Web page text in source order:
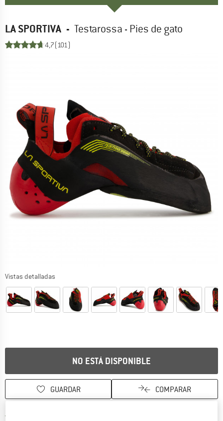
LA SPORTIVA - Testarossa - Pies de gato
4,7(101)
Vistas detalladas
NO ESTÁ DISPONIBLE
GUARDAR COMPARAR